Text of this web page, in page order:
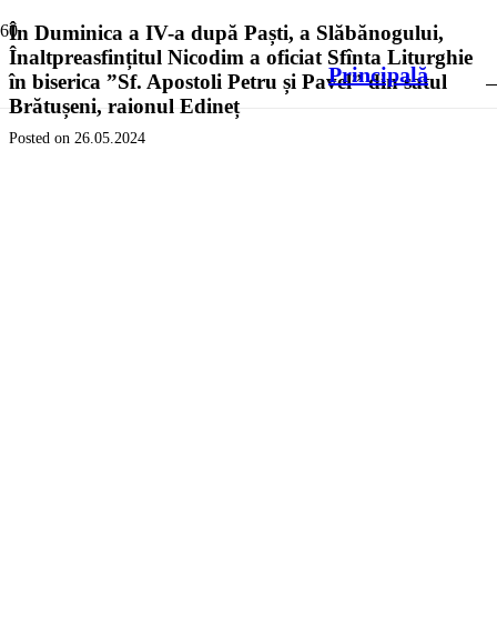
Principală
În Duminica a IV-a după Paști, a Slăbănogului,
Înaltpreasfințitul Nicodim a oficiat Sfînta Liturghie
în biserica ”Sf. Apostoli Petru și Pavel” din satul
Brătușeni, raionul Edineț
Posted on 26.05.2024